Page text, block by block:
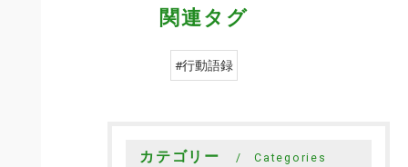
関連タグ
#行動語録
カテゴリー Categories